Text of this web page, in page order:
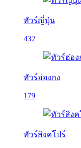
ทัวร์ญี่ปุ่น
432
ทัวร์ฮ่องกง
179
ทัวร์สิงคโปร์